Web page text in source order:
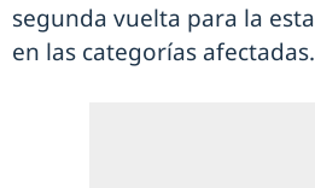
segunda vuelta para la
en las categorías afectadas.